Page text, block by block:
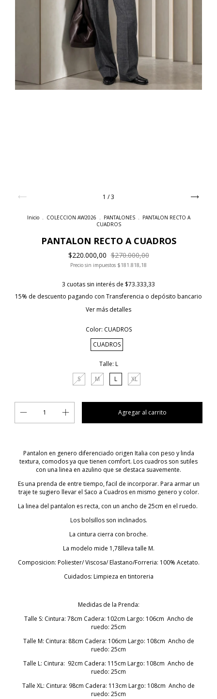
1 /3
Inicio . COLECCION AW2026 . PANTALONES . PANTALON RECTO A
CUADROS
PANTALON RECTO A CUADROS
$220.000,00 $270.000,00
Precio sin impuestos $181.818,18
3 cuotas sin interés de $73.333,33
15% de descuento pagando con Transferencia o depósito bancario
Ver más detalles
Color: CUADROS
CUADROS
Talle: L
S
M L XL
Pantalon en genero diferenciado origen Italia con peso y linda
textura, comodos ya que tienen comfort. Los cuadros son sutiles
con una linea en azulino que se destaca suavemente.
Es una prenda de entre tiempo, facil de incorporar. Para armar un
traje te sugiero llevar el Saco a Cuadros en mismo genero y color.
La linea del pantalon es recta, con un ancho de 25cm en el ruedo.
Los bolsillos son inclinados.
La cintura cierra con broche.
La modelo mide 1,78lleva talle M.
Composicion: Poliester/ Viscosa/ Elastano/Forreria: 100% Acetato.
Cuidados: Limpieza en tintoreria
Medidas de la Prenda:
Talle S: Cintura: 78cm Cadera: 102cm Largo: 106cm Ancho de
ruedo: 25cm
Talle M: Cintura: 88cm Cadera: 106cm Largo: 108cm Ancho de
ruedo: 25cm
Talle L: Cintura: 92cm Cadera: 115cm Largo: 108cm Ancho de
ruedo: 25cm
Talle XL: Cintura: 98cm Cadera: 113cm Largo: 108cm Ancho de
ruedo: 25cm